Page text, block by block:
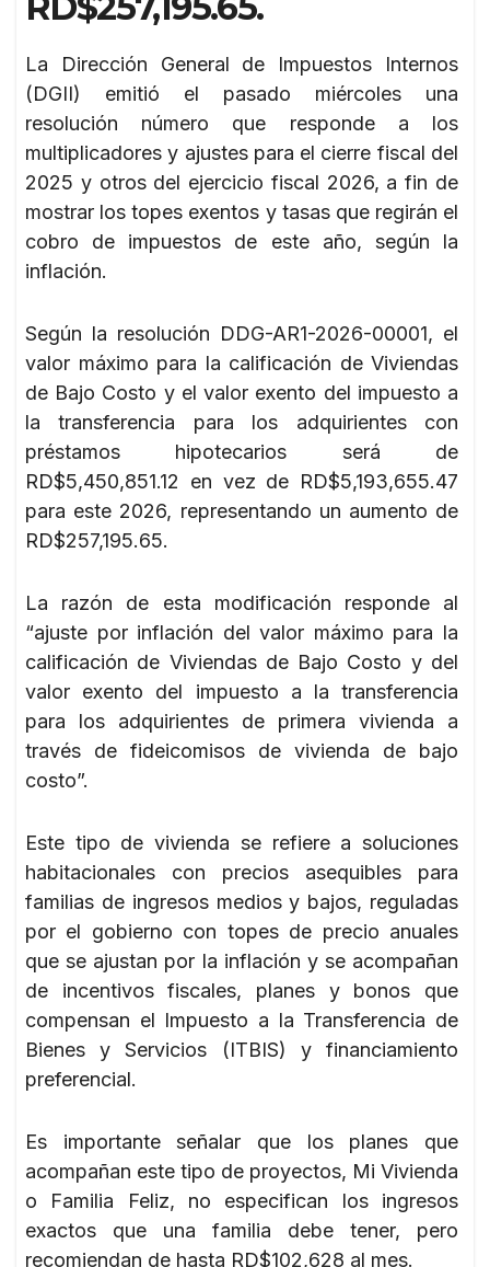
La Dirección General de Impuestos Internos
(DGII) emitió el pasado miércoles una
resolución número que responde a los
multiplicadores y ajustes para el cierre fiscal del
2025 y otros del ejercicio fiscal 2026, a fin de
mostrar los topes exentos y tasas que regirán el
cobro de impuestos de este año, según la
inflación.
Según la resolución DDG-AR1-2026-00001, el
valor máximo para la calificación de Viviendas
de Bajo Costo y el valor exento del impuesto a
la transferencia para los adquirientes con
préstamos hipotecarios será de
RD$5,450,851.12 en vez de RD$5,193,655.47
para este 2026, representando un aumento de
RD$257,195.65.
La razón de esta modificación responde al
“ajuste por inflación del valor máximo para la
calificación de Viviendas de Bajo Costo y del
valor exento del impuesto a la transferencia
para los adquirientes de primera vivienda a
través de fideicomisos de vivienda de bajo
costo”.
Este tipo de vivienda se refiere a soluciones
habitacionales con precios asequibles para
familias de ingresos medios y bajos, reguladas
por el gobierno con topes de precio anuales
que se ajustan por la inflación y se acompañan
de incentivos fiscales, planes y bonos que
compensan el Impuesto a la Transferencia de
Bienes y Servicios (ITBIS) y financiamiento
preferencial.
Es importante señalar que los planes que
acompañan este tipo de proyectos, Mi Vivienda
o Familia Feliz, no especifican los ingresos
exactos que una familia debe tener, pero
recomiendan de hasta RD$102,628 al mes.